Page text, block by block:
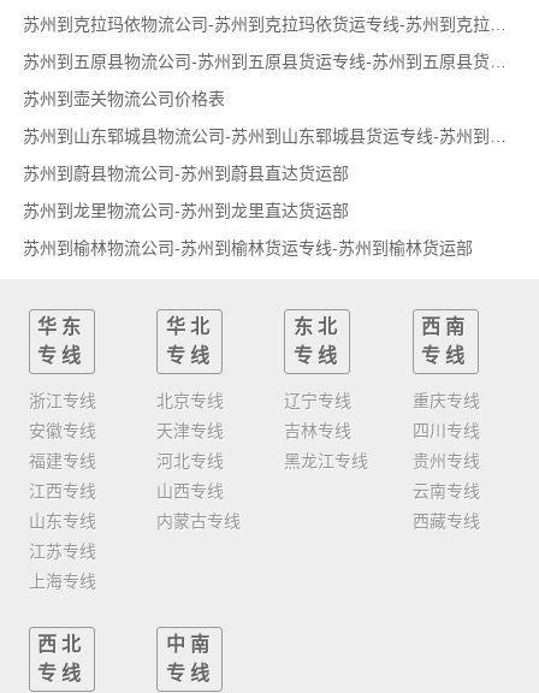
苏州到克拉玛依物流公司-苏州到克拉玛依货运专线-苏州到克拉玛依货运部
苏州到五原县物流公司-苏州到五原县货运专线-苏州到五原县货运部
苏州到壶关物流公司价格表
苏州到山东郓城县物流公司-苏州到山东郓城县货运专线-苏州到山东郓城县货运部
苏州到蔚县物流公司-苏州到蔚县直达货运部
苏州到龙里物流公司-苏州到龙里直达货运部
苏州到榆林物流公司-苏州到榆林货运专线-苏州到榆林货运部
华东
专线
浙江专线
安徽专线
福建专线
江西专线
山东专线
江苏专线
上海专线
华北
专线
北京专线
天津专线
河北专线
山西专线
内蒙古专线
东北
专线
辽宁专线
吉林专线
黑龙江专线
西南
专线
重庆专线
四川专线
贵州专线
云南专线
西藏专线
西北
专线
中南
专线